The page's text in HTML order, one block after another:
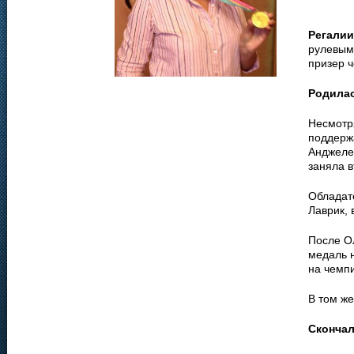
призер
заняла
Лаврик,
После
медаль
на
В том